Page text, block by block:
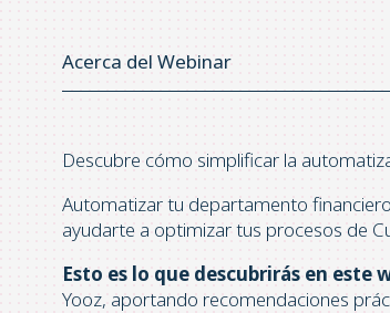
Acerca del Webinar
Descubre cómo simplificar la
Automatizar tu departamento
ayudarte a optimizar tus procesos de
Esto es lo que descubrirás en este
Yooz, aportando recomendaciones